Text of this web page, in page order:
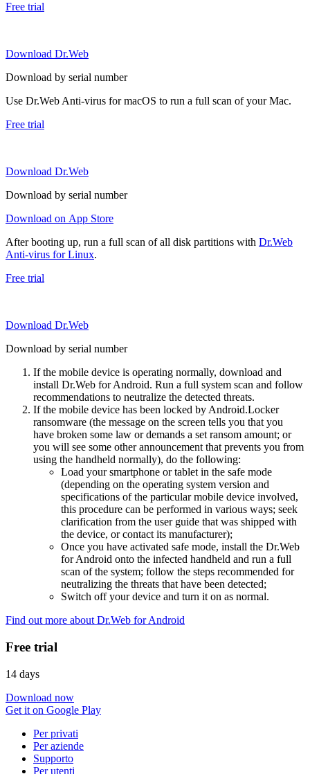
Free trial
Download Dr.Web
Download by serial number
Use Dr.Web Anti-virus for macOS to run a full scan of your Mac.
Free trial
Download Dr.Web
Download by serial number
Download on App Store
After booting up, run a full scan of all disk partitions with Dr.Web
Anti-virus for Linux.
Free trial
Download Dr.Web
Download by serial number
If the mobile device is operating normally, download and
install Dr.Web for Android. Run a full system scan and follow
recommendations to neutralize the detected threats.
If the mobile device has been locked by Android.Locker
ransomware (the message on the screen tells you that you
have broken some law or demands a set ransom amount; or
you will see some other announcement that prevents you from
using the handheld normally), do the following:
Load your smartphone or tablet in the safe mode
(depending on the operating system version and
specifications of the particular mobile device involved,
this procedure can be performed in various ways; seek
clarification from the user guide that was shipped with
the device, or contact its manufacturer);
Once you have activated safe mode, install the Dr.Web
for Android onto the infected handheld and run a full
scan of the system; follow the steps recommended for
neutralizing the threats that have been detected;
Switch off your device and turn it on as normal.
Find out more about Dr.Web for Android
Free trial
14 days
Download now
Get it on Google Play
Per privati
Per aziende
Supporto
Per utenti